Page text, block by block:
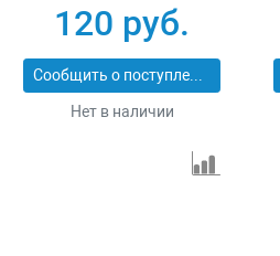
120 руб.
Сообщить о поступлении
Нет в наличии